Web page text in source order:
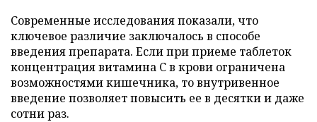
Современные исследования показали, что
ключевое различие заключалось в способе
введения препарата. Если при приеме таблеток
концентрация витамина C в крови ограничена
возможностями кишечника, то внутривенное
введение позволяет повысить ее в десятки и даже
сотни раз.